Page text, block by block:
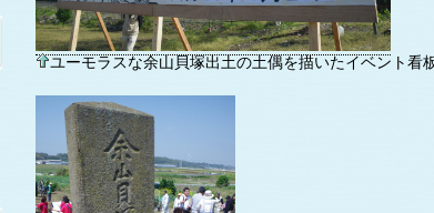
ユーモラスな余山貝塚出土の土偶を描いたイベント看